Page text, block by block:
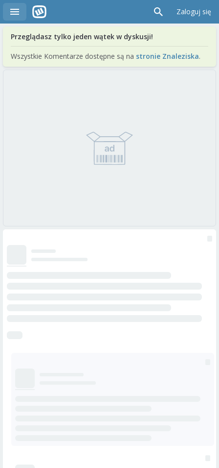
Zaloguj się
Przeglądasz tylko jeden wątek w dyskusji!
Wszystkie Komentarze dostępne są na stronie Znaleziska.